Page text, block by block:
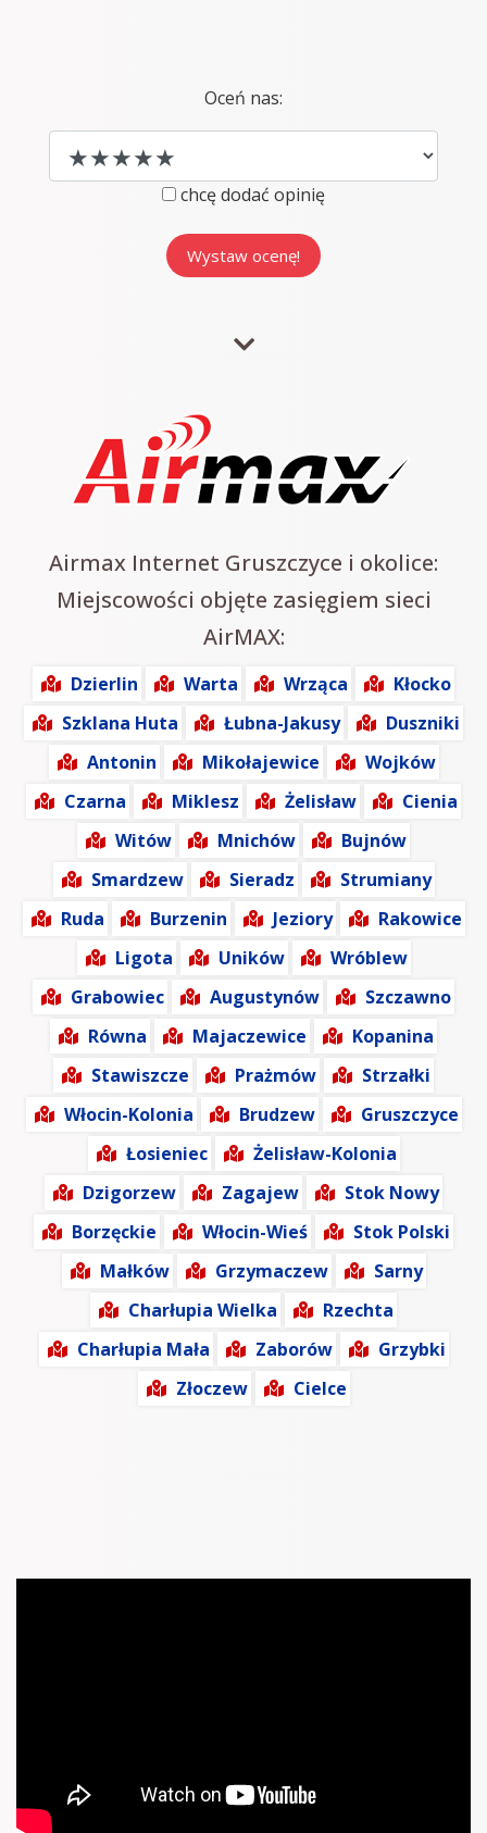
Oceń nas:
chcę dodać opinię
Airmax Internet Gruszczyce i okolice:
Miejscowości objęte zasięgiem sieci
AirMAX:
Dzierlin Warta Wrząca
Kłocko
Szklana Huta
Łubna-Jakusy
Duszniki
Antonin
Mikołajewice
Wojków
Czarna
Miklesz Żelisław
Cienia
Witów
Mnichów
Bujnów
Smardzew
Sieradz
Strumiany
Ruda
Burzenin Jeziory
Rakowice
Ligota
Uników
Wróblew
Grabowiec
Augustynów
Szczawno
Równa
Majaczewice
Kopanina
Stawiszcze
Prażmów
Strzałki
Włocin-Kolonia
Brudzew
Gruszczyce
Łosieniec
Żelisław-Kolonia
Dzigorzew
Zagajew
Stok Nowy
Borzęckie
Włocin-Wieś
Stok Polski
Małków
Grzymaczew
Sarny
Charłupia Wielka
Rzechta
Charłupia Mała
Zaborów
Grzybki
Złoczew
Cielce